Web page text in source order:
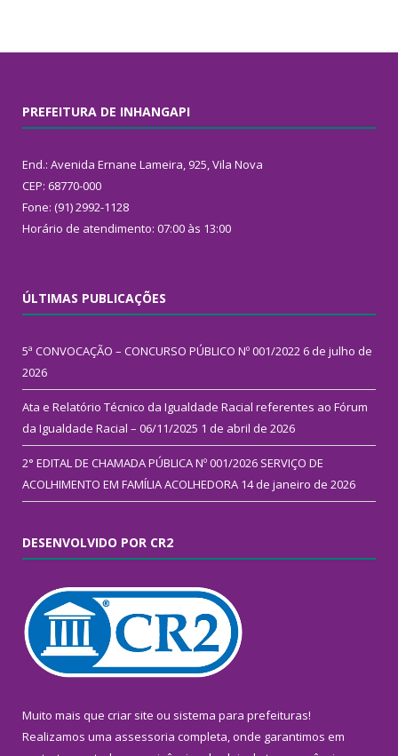
PREFEITURA DE INHANGAPI
End.: Avenida Ernane Lameira, 925, Vila Nova
CEP: 68770-000
Fone: (91) 2992-1128
Horário de atendimento: 07:00 às 13:00
ÚLTIMAS PUBLICAÇÕES
5ª CONVOCAÇÃO – CONCURSO PÚBLICO Nº 001/2022 6 de julho de
2026
Ata e Relatório Técnico da Igualdade Racial referentes ao Fórum
da Igualdade Racial – 06/11/2025 1 de abril de 2026
2° EDITAL DE CHAMADA PÚBLICA Nº 001/2026 SERVIÇO DE
ACOLHIMENTO EM FAMÍLIA ACOLHEDORA 14 de janeiro de 2026
DESENVOLVIDO POR CR2
Muito mais que criar site ou sistema para prefeituras!
Realizamos uma assessoria completa, onde garantimos em